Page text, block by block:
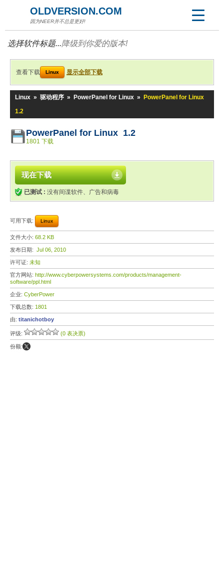
OLDVERSION.COM
因为NEER并不总是更好!
选择软件标题...降级到你爱的版本!
查看下载 Linux 显示全部下载
Linux » 驱动程序 » PowerPanel for Linux »
PowerPanel for Linux
1.2
PowerPanel for Linux 1.2
1801 下载
现在下载
已测试 : 没有间谍软件、广告和病毒
可用下载: Linux
文件大小: 68.2 KB
发布日期: Jul 06, 2010
许可证: 未知
官方网站: http://www.cyberpowersystems.com/products/management-
software/ppl.html
企业: CyberPower
下载总数: 1801
由: titanichotboy
评级: (0 表决票)
份额: